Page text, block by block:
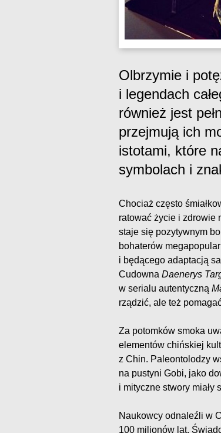
Olbrzymie i
i legendach
również jest
przejmują ich
istotami, które
symbolach i
Chociaż często
ratować życie i zdrowie
staje się pozytywnym
bohaterów
i będącego adaptacją
Cudowna Daenerys
w serialu autentyczną
rządzić, ale też
Za potomków smoka
elementów chińskiej
z Chin. Paleontolodzy
na pustyni Gobi, jako
i mityczne stwory miały
Naukowcy odnaleźli w
100 milionów lat.